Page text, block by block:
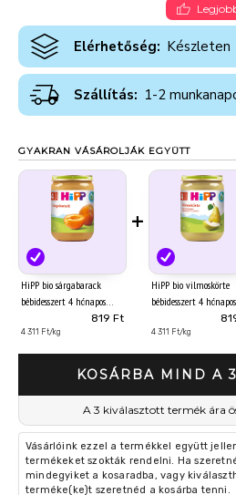
Elérhetőség: Készleten
Szállítás: 1-2
GYAKRAN VÁSÁROLJÁK EGYÜTT
HiPP bio sárgabarack
bébidesszert 4 hónapos
819 Ft
4 311 Ft/kg
+
HiPP bio vilmoskörte
bébidesszert 4 hónapos
4 311 Ft/kg
KOSÁRBA MIND A
A 3 kiválasztott termék ára
Vásárlóink ezzel a termékkel együtt
termékeket szokták rendelni. Ha
mindegyiket a kosaradba, vagy
terméke(ke)t szeretnéd a kosárba tenni.